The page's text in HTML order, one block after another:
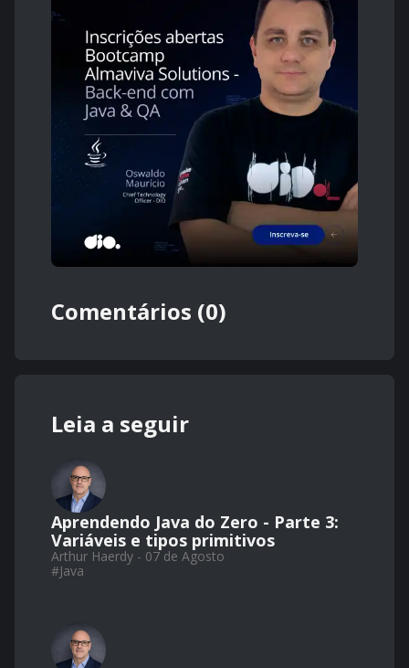
Comentários (0)
Leia a seguir
Aprendendo Java do Zero - Parte 3:
Variáveis e tipos primitivos
Arthur Haerdy - 07 de Agosto
#Java